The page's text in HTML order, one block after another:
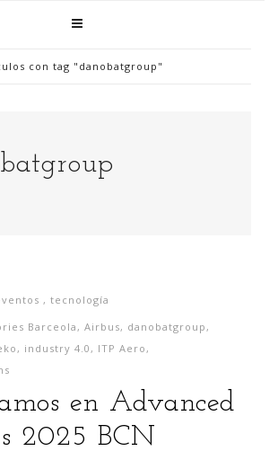
con tag "danobatgroup"
, tecnología
Barceola , Airbus, danobatgroup ,
, industry 4.0 , ITP Aero ,
en Advanced
2025 BCN